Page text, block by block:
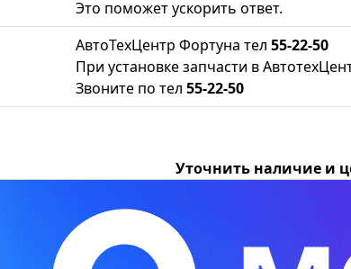
Это поможет ускорить ответ.
АвтоТехЦентр Фортуна тел 55-22-50
При установке запчасти в
Звоните по тел 55-22-50
Уточнить наличие и